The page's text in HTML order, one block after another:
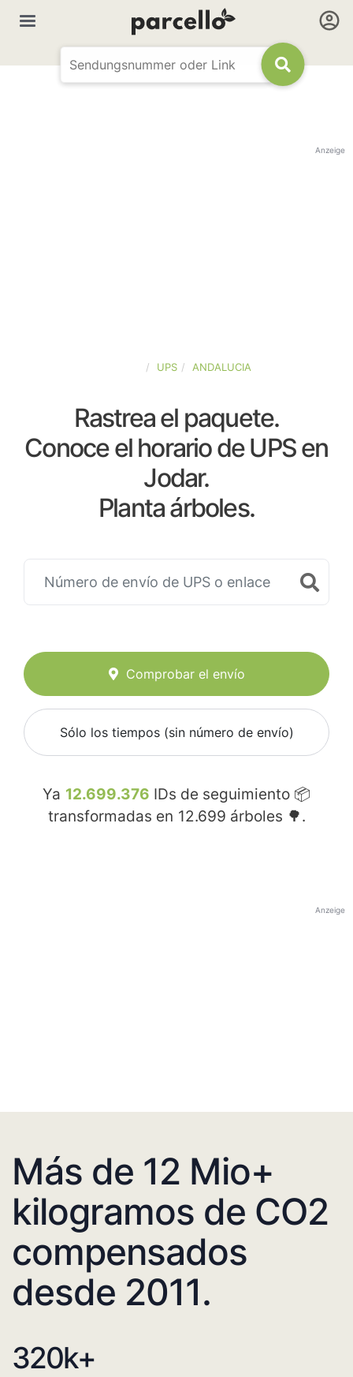
Anzeige
UPS ANDALUCIA
Rastrea el paquete.
Conoce el horario de UPS en
Jodar.
Planta árboles.
Comprobar el envío
Sólo los tiempos (sin número de envío)
Ya 12.699.376 IDs de seguimiento 📦
transformadas en 12.699 árboles 🌳.
Anzeige
Más de 12 Mio+
kilogramos de CO2
compensados
desde 2011.
320k+